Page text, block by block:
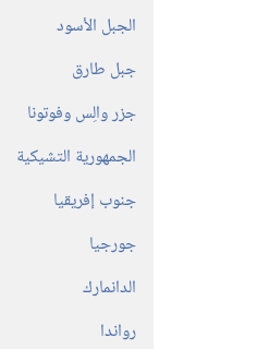
الجبل الأسود
جبل طارق
جزر والِس وفوتونا
الجمهورية التشيكية
جنوب إفريقيا
جورجيا
الدانمارك
رواندا